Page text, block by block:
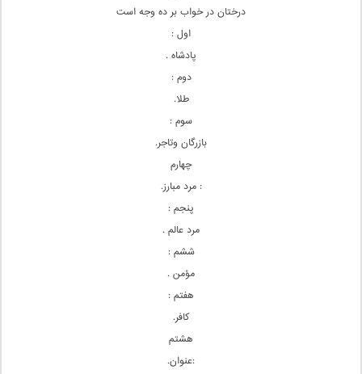
درختان در خواب بر ده وجه است
اول :
پادشاه .
دوم :
طلا.
سوم :
بازرگان وتاجر.
چهارم
: مرد مبارز.
پنجم :
مرد عالم .
ششم :
مؤمن .
هفتم :
کافر.
هشتم
:عنوان.